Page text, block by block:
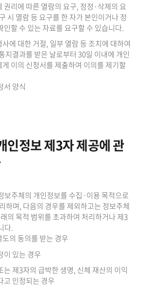
권리에 따른 열람의 요구, 정정·삭제의 요
시 열람 등 요구를 한 자가 본인이거나 정
인할 수 있는 자료를 요구할 수 있습니다.
에 대한 거절, 일부 열람 등 조치에 대하여
지결과를 받은 날로부터 30일 이내에 개인
이의 신청서를 제출하여 이의를 제기할
양식
인정보 제3자 제공에 관
보주체의 개인정보를 수집·이용 목적으로
하며, 다음의 경우를 제외하고는 정보주체
의 목적 범위를 초과하여 처리하거나 제3
다.
의 동의를 받는 경우
이 있는 경우
는 제3자의 급박한 생명, 신체 재산의 이익
고 인정되는 경우